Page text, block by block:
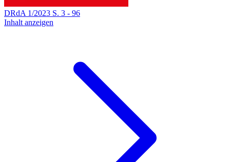
DRdA 1/2023 S. 3 - 96
Inhalt anzeigen